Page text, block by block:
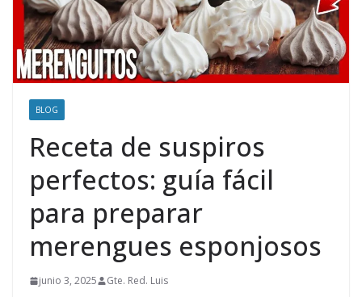
BLOG
Receta de suspiros
perfectos: guía fácil
para preparar
merengues esponjosos
junio 3, 2025 Gte. Red. Luis